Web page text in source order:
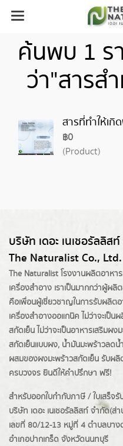
ค้นพบ 1 ร
ว่า"สารส
สารที่ทำให้เกิ
฿0
(Product)
บริษัท เดอะ เนเชอรัลลิส
The Naturalist Co., Ltd.
The Naturalist โรงงานผลิตอาหาร
เครื่องสำอาง เราเป็นมากกว่าผู้ผลิต
คือเพื่อนผู้เชี่ยวชาญในการรับผลิต
เครื่องสำอางออแกนิค ไม่ว่าจะเ
สกัดเย็น ไม่ว่าจะเป็นอาหารเสริม
สกัดเย็นแบบผง, น้ำมันมะพร้าวลดน้
ผสมของผงมะพร้าวสกัดเย็น รับผลิ
ครบวงจร ยินดีให้คำปรึกษา ฟรี!
สำหรับออกใบกำกับภาษี / ใบเสร็จรั
บริษัท เดอะ เนเชอรัลลิสท์ จำกัด(ส่
เลขที่ 80/12-13 หมู่ที่ 4 ตำบลบา
อำเภอปากเกร็ด จังหวัดนนทบุรี